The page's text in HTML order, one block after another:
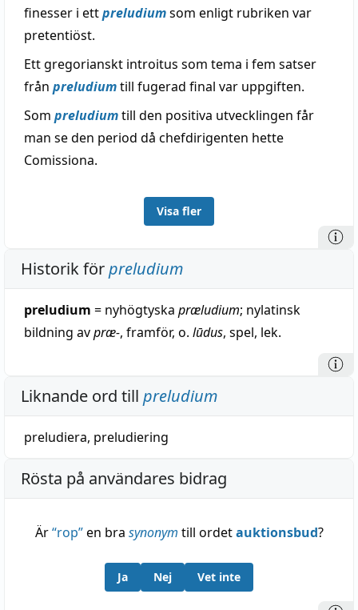
finesser i ettpreludiumsom enligt rubriken var
pretentiöst.
Ett gregorianskt introitus som tema i fem satser
från preludiumtill fugerad final var uppgiften.
Som preludiumtill den positiva utvecklingen får
man se den period då chefdirigenten hette
Comissiona.
Visa fler
Historik förpreludium
preludium = nyhögtyska præludium; nylatinsk
bildning avpræ-, framför, o. lūdus, spel, lek.
Liknande ord till preludium
preludiera, preludiering
Rösta på användares bidrag
Är“rop”en bra synonym till ordetauktionsbud?
Ja Nej Vet inte